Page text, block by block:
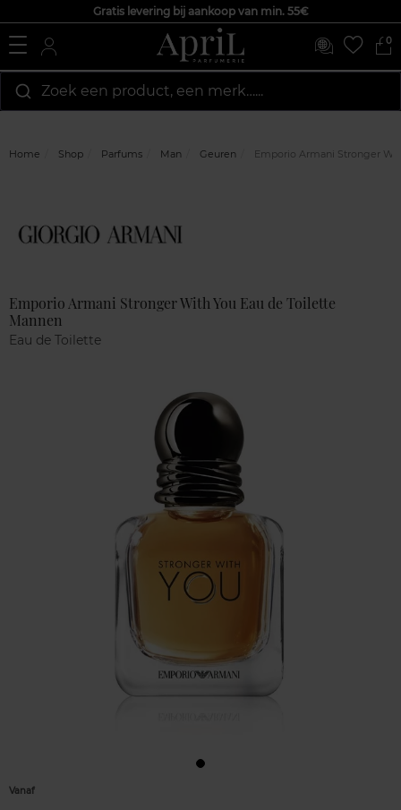
Gratis levering bij aankoop van min. 55€
0
Zoek een product, een merk…...
Home Shop Parfums Man Geuren Emporio Armani Stronger
Emporio Armani Stronger With You Eau de Toilette
Mannen
Eau de Toilette
Vanaf